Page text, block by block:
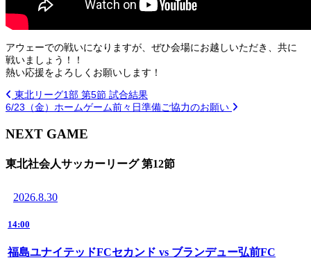
アウェーでの戦いになりますが、ぜひ会場にお越しいただき、共に
戦いましょう！！
熱い応援をよろしくお願いします！
東北リーグ1部 第5節 試合結果
6/23（金）ホームゲーム前々日準備ご協力のお願い
NEXT GAME
東北社会人サッカーリーグ 第12節
2026.8.30
14:00
福島ユナイテッドFCセカンド vs ブランデュー弘前FC